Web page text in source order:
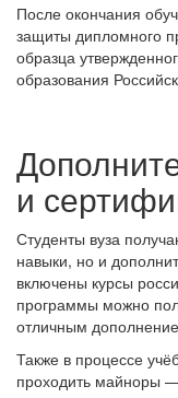
После окончания
защиты дипломного
образца
образования
и
Студенты вуза
навыки, но и
включены курсы
программы можно
отличным
Также в процессе
проходить майноры